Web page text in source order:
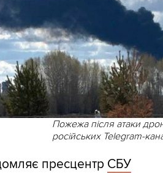
Пожежа після атаки
російських Telegram-
пресцентр СБУ